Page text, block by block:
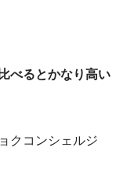
べるとかなり高い
クコンシェルジ